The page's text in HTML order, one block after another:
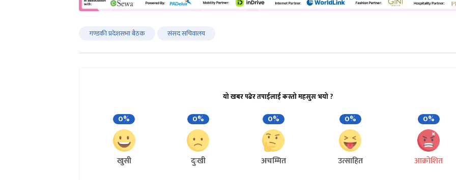
गण्डकी प्रदेशसभा बैठक संसद सचिवालय
यो खबर पढेर तपाईलाई कस्तो महसुस भयो ?
0%
खुसी
0%
दुःखी
0%
अचम्मित
0%
उत्साहित
0%
आक्रोशित